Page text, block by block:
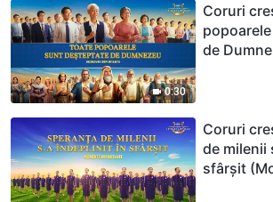
0:30
Coruri
de
Coruri
de milenii
sfârșit